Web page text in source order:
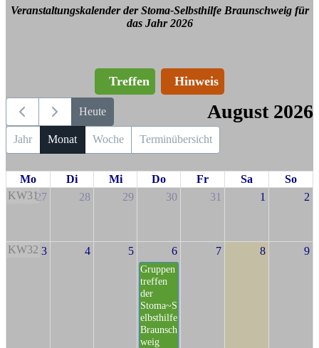
Veranstaltungskalender der Stoma-Selbsthilfe Braunschweig für
das Jahr 2026
Treffen Hinweis
Heute August 2026
Jahr Monat Woche Terminübersicht
Mo Di Mi Do Fr Sa
So
KW3127 28 29 30 31 1 2
KW32 3 4 5 6
Gruppen
treffen
der
Stoma~S
elbsthilfe
Braunsch
weig
7 8 9